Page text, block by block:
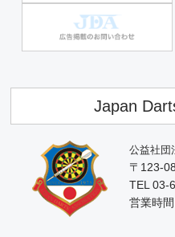
Japan
公益社団
〒123-
TEL 03-
営業時